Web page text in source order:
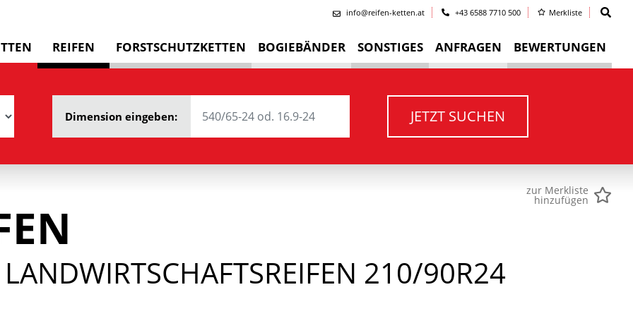
info@reifen-ketten.at +43 6588 7710 500 Merkliste
REIFEN FORSTSCHUTZKETTEN BOGIEBÄNDER SONSTIGES ANFRAGEN BEWERTUNGEN
Dimension eingeben: JETZT SUCHEN
zur Merkliste
hinzufügen
LANDWIRTSCHAFTSREIFEN 210/90R24